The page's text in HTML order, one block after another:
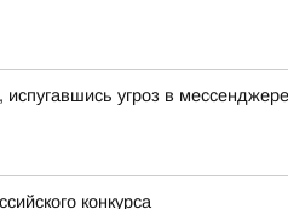
угроз в мессенджере
конкурса